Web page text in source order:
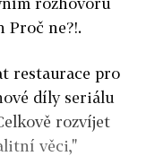
Proč ne?!.
restaurace pro
díly seriálu
rozvíjet
věci,"